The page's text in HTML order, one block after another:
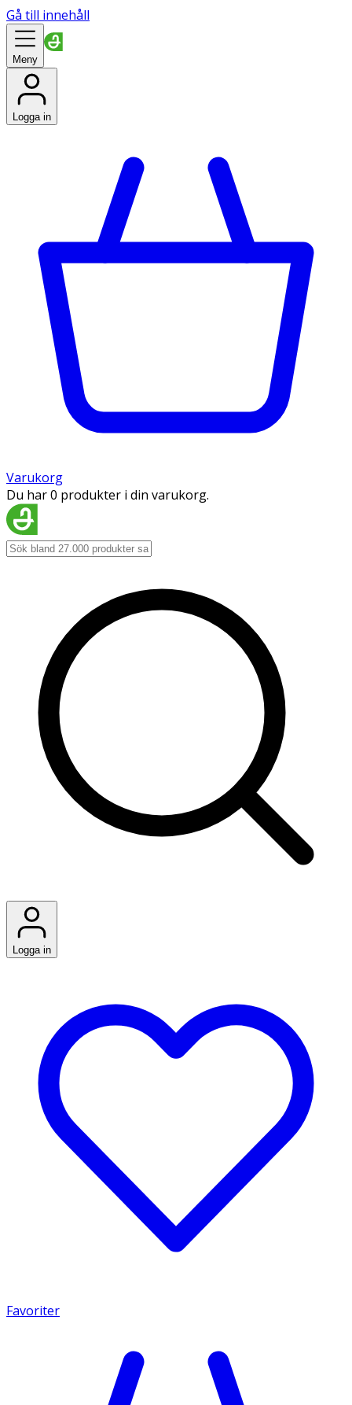
Gå till innehåll
Meny
Logga in
Varukorg
Du har 0 produkter i din varukorg.
Logga in
Favoriter